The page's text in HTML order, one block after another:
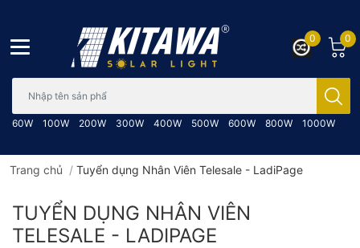
60W 100W 200W 300W 400W 500W 600W 800W 1000W
0
0
Trang chủ / Tuyển dụng Nhân Viên Telesale - LadiPage
TUYỂN DỤNG NHÂN VIÊN
TELESALE - LADIPAGE